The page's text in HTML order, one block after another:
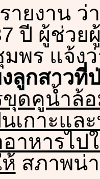
ายงาน
ปี ผู้ช่ว
มพร แจ้ง
ลูกสาวที่
ขุดคูน้ำล้
เกาะแล
อาหารไ
สภาพน่